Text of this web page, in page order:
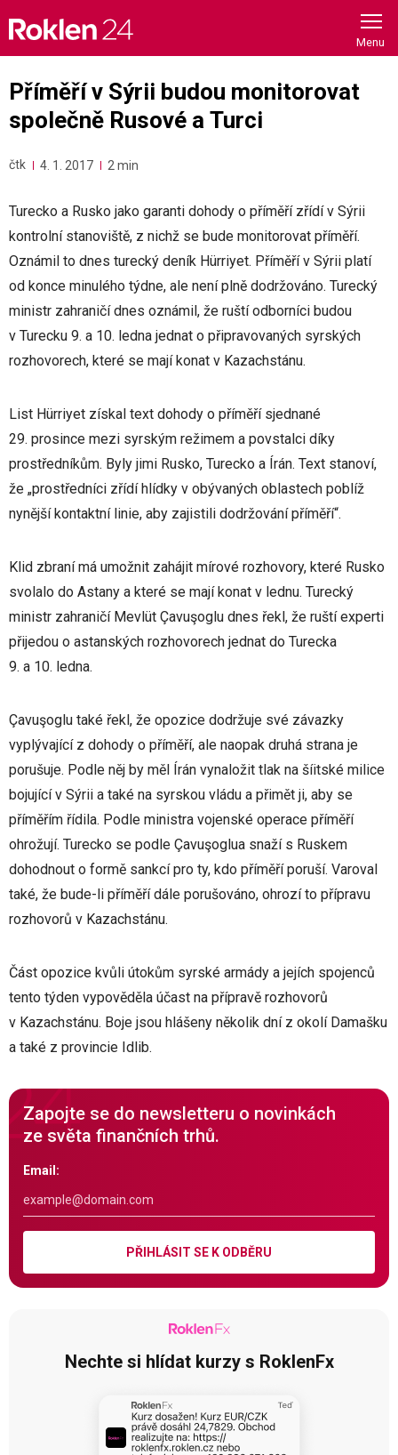
content
Příměří v Sýrii budou monitorovat
společně Rusové a Turci
čtk 4. 1. 2017 2 min
Turecko a Rusko jako garanti dohody o příměří zřídí v Sýrii
kontrolní stanoviště, z nichž se bude monitorovat příměří.
Oznámil to dnes turecký deník Hürriyet. Příměří v Sýrii platí
od konce minulého týdne, ale není plně dodržováno. Turecký
ministr zahraničí dnes oznámil, že ruští odborníci budou
v Turecku 9. a 10. ledna jednat o připravovaných syrských
rozhovorech, které se mají konat v Kazachstánu.
List Hürriyet získal text dohody o příměří sjednané
29. prosince mezi syrským režimem a povstalci díky
prostředníkům. Byly jimi Rusko, Turecko a Írán. Text stanoví,
že „prostředníci zřídí hlídky v obývaných oblastech poblíž
nynější kontaktní linie, aby zajistili dodržování příměří“.
Klid zbraní má umožnit zahájit mírové rozhovory, které Rusko
svolalo do Astany a které se mají konat v lednu. Turecký
ministr zahraničí Mevlüt Çavuşoglu dnes řekl, že ruští experti
přijedou o astanských rozhovorech jednat do Turecka
9. a 10. ledna.
Çavuşoglu také řekl, že opozice dodržuje své závazky
vyplývající z dohody o příměří, ale naopak druhá strana je
porušuje. Podle něj by měl Írán vynaložit tlak na šíitské milice
bojující v Sýrii a také na syrskou vládu a přimět ji, aby se
příměřím řídila. Podle ministra vojenské operace příměří
ohrožují. Turecko se podle Çavuşoglua snaží s Ruskem
dohodnout o formě sankcí pro ty, kdo příměří poruší. Varoval
také, že bude-li příměří dále porušováno, ohrozí to přípravu
rozhovorů v Kazachstánu.
Část opozice kvůli útokům syrské armády a jejích spojenců
tento týden vypověděla účast na přípravě rozhovorů
v Kazachstánu. Boje jsou hlášeny několik dní z okolí Damašku
a také z provincie Idlib.
Zapojte se do newsletteru o novinkách
ze světa finančních trhů.
Email:
PŘIHLÁSIT SE K ODBĚRU
Nechte si hlídat kurzy s RoklenFx